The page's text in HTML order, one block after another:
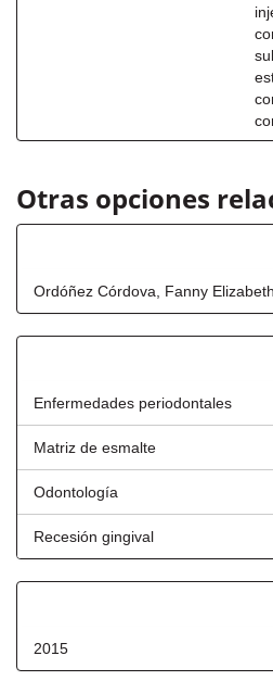
Otras opciones
Ordóñez Córdova, Fanny Elizabeth
Enfermedades periodontales
Matriz de esmalte
Odontología
Recesión gingival
2015